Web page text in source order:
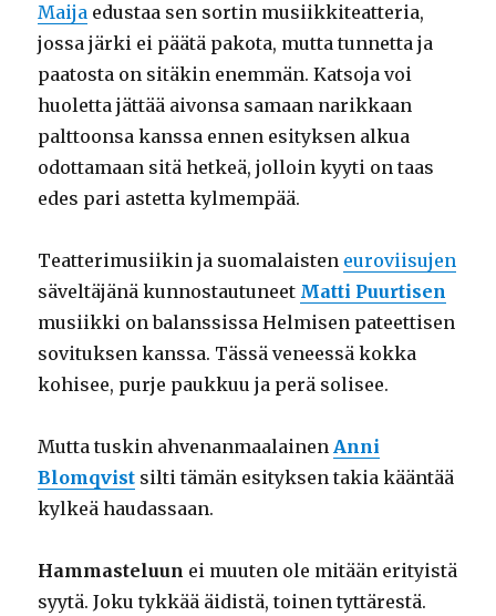
Maija edustaa sen sortin musiikkiteatteria,
jossa järki ei päätä pakota, mutta tunnetta ja
paatosta on sitäkin enemmän. Katsoja voi
huoletta jättää aivonsa samaan narikkaan
palttoonsa kanssa ennen esityksen alkua
odottamaan sitä hetkeä, jolloin kyyti on taas
edes pari astetta kylmempää.
Teatterimusiikin ja suomalaisten euroviisujen
säveltäjänä kunnostautuneet Matti Puurtisen
musiikki on balanssissa Helmisen pateettisen
sovituksen kanssa. Tässä veneessä kokka
kohisee, purje paukkuu ja perä solisee.
Mutta tuskin ahvenanmaalainenAnni
Blomqvist silti tämän esityksen takia kääntää
kylkeä haudassaan.
Hammasteluun ei muuten ole mitään erityistä
syytä. Joku tykkää äidistä, toinen tyttärestä.